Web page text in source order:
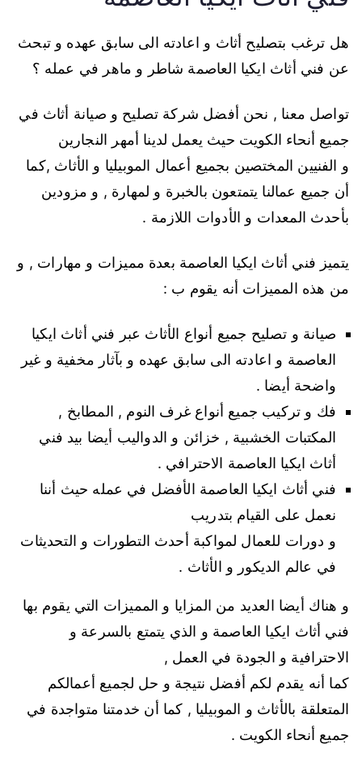
هل ترغب بتصليح أثاث و اعادته الى سابق عهده و تبحث
عن فني أثاث ايكيا العاصمة شاطر و ماهر في عمله ؟
تواصل معنا , نحن أفضل شركة تصليح و صيانة أثاث في
جميع أنحاء الكويت حيث يعمل لدينا أمهر النجارين
و الفنيين المختصين بجميع أعمال الموبيليا و الأثاث ,كما
أن جميع عمالنا يتمتعون بالخبرة و لمهارة , و مزودين
بأحدث المعدات و الأدوات اللازمة .
يتميز فني أثاث ايكيا العاصمة بعدة مميزات و مهارات , و
من هذه المميزات أنه يقوم ب :
صيانة و تصليح جميع أنواع الأثاث عبر فني أثاث ايكيا
العاصمة و اعادته الى سابق عهده و بآثار مخفية و غير
واضحة أيضا .
فك و تركيب جميع أنواع غرف النوم , المطابخ ,
المكتبات الخشبية , خزائن و الدواليب أيضا بيد فني
أثاث ايكيا العاصمة الاحترافي .
فني أثاث ايكيا العاصمة الأفضل في عمله حيث أننا
نعمل على القيام بتدريب
و دورات للعمال لمواكبة أحدث التطورات و التحديثات
في عالم الديكور و الأثاث .
و هناك أيضا العديد من المزايا و المميزات التي يقوم بها
فني أثاث ايكيا العاصمة و الذي يتمتع بالسرعة و
الاحترافية و الجودة في العمل ,
كما أنه يقدم لكم أفضل نتيجة و حل لجميع أعمالكم
المتعلقة بالأثاث و الموبيليا , كما أن خدمتنا متواجدة في
جميع أنحاء الكويت .